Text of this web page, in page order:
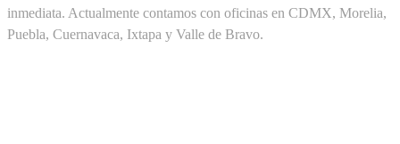
inmediata. Actualmente contamos con oficinas en CDMX, Morelia,
Puebla, Cuernavaca, Ixtapa y Valle de Bravo.